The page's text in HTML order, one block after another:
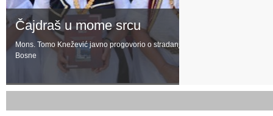
Čajdraš u mome srcu
Mons. Tomo Knežević javno progovorio o stradanju Hrvata zeničke kotline i
Bosne